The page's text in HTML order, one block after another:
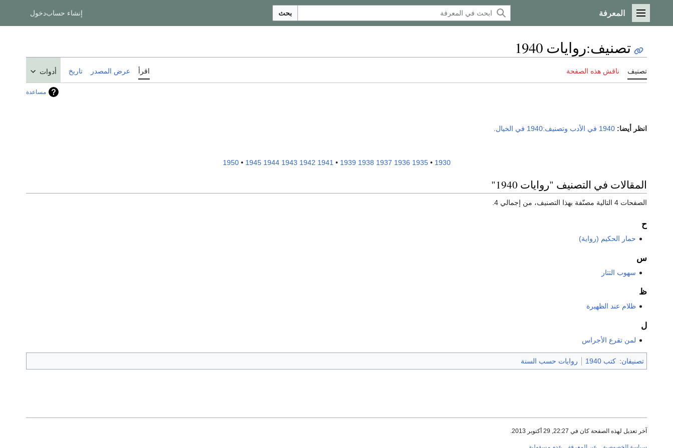
القائمة الرئيسية
المعرفة بحث إنشاء حسابدخول
تصنيف:روايات 1940
تصنيف ناقش هذه الصفحة اقرأ عرض المصدر تاريخ أدوات
مساعدة
انظر أيضا: 1940 في الأدب وتصنيف:1940 في الخيال
1930
•
1935
1936
1937
1938
1939
•
1941
1942
1943
1944
1945
•
1950
المقالات في التصنيف "روايات 1940"
الصفحات 4 التالية مصنّفة بهذا التصنيف، من إجمالي 4.
ح
حمار الحكيم (رواية)
س
سهوب التتار
ظ
ظلام عند الظهيرة
ل
لمن تقرع الأجراس
تصنيفان: كتب 1940 روايات حسب السنة
آخر تعديل لهذه الصفحة كان في 22:27, 29 أكتوبر 2013.